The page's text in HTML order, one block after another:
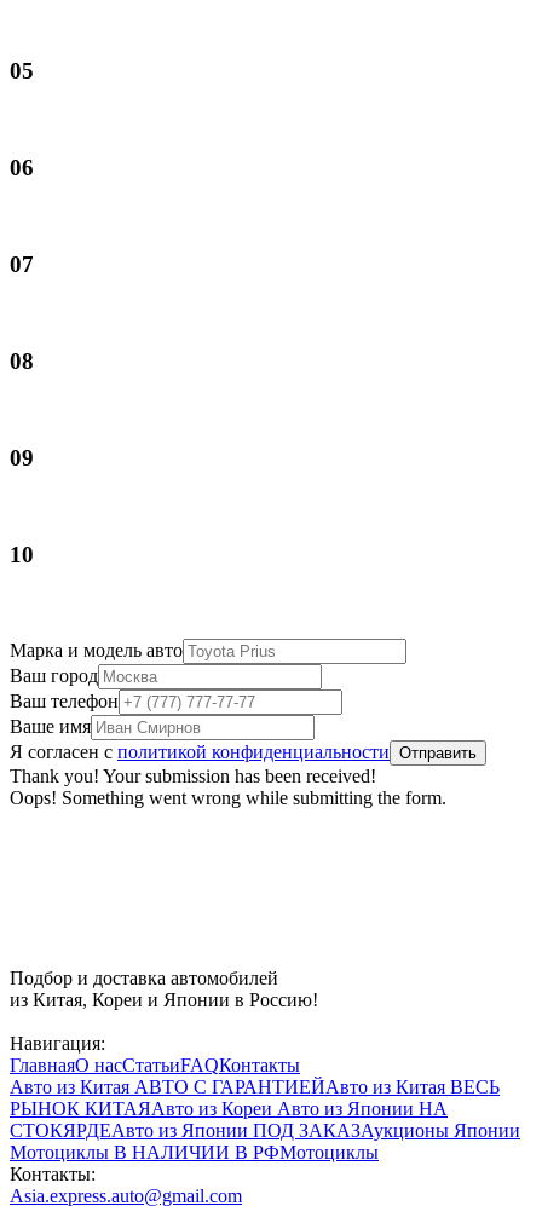
05
06
07
08
09
10
Марка и модель авто
Ваш город
Ваш телефон
Ваше имя
Я согласен с политикой конфиденциальности
Thank you! Your submission has been received!
Oops! Something went wrong while submitting the form.
Подбор и доставка автомобилей
из Китая, Кореи и Японии в Россию!
Навигация:
ГлавнаяО насСтатьиFAQКонтакты
Авто из Китая АВТО С ГАРАНТИЕЙАвто из Китая ВЕСЬ
РЫНОК КИТАЯАвто из Кореи Авто из Японии НА
СТОКЯРДЕАвто из Японии ПОД ЗАКАЗАукционы Японии
Мотоциклы В НАЛИЧИИ В РФМотоциклы
Контакты:
Asia.express.auto@gmail.com